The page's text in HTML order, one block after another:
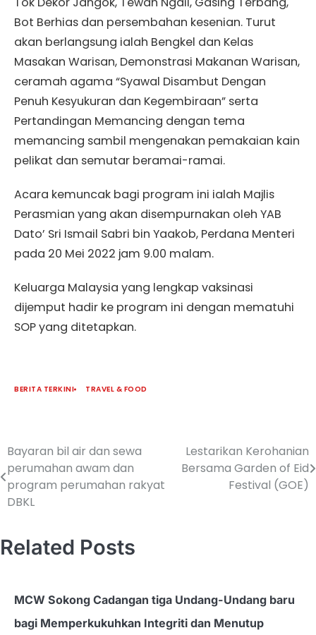
Bot Berhias dan persembahan kesenian. Turut
akan berlangsung ialah Bengkel dan Kelas
Masakan Warisan, Demonstrasi Makanan Warisan,
ceramah agama “Syawal Disambut Dengan
Penuh Kesyukuran dan Kegembiraan” serta
Pertandingan Memancing dengan tema
memancing sambil mengenakan pemakaian kain
pelikat dan semutar beramai-ramai.
Acara kemuncak bagi program ini ialah Majlis
Perasmian yang akan disempurnakan oleh YAB
Dato’ Sri Ismail Sabri bin Yaakob, Perdana Menteri
pada 20 Mei 2022 jam 9.00 malam.
Keluarga Malaysia yang lengkap vaksinasi
dijemput hadir ke program ini dengan mematuhi
SOP yang ditetapkan.
BERITA TERKINI TRAVEL & FOOD
Bayaran bil air dan sewa
perumahan awam dan
program perumahan rakyat
DBKL
Lestarikan Kerohanian
Bersama Garden of Eid
Festival (GOE)
Related Posts
MCW Sokong Cadangan tiga Undang-Undang baru
bagi Memperkukuhkan Integriti dan Menutup